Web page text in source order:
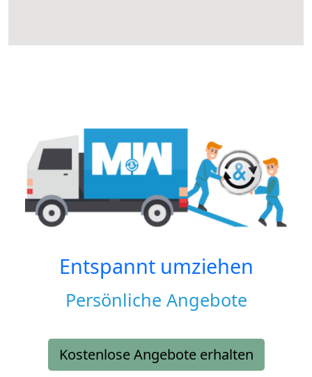
Entspannt umziehen
Persönliche Angebote
Kostenlose Angebote erhalten